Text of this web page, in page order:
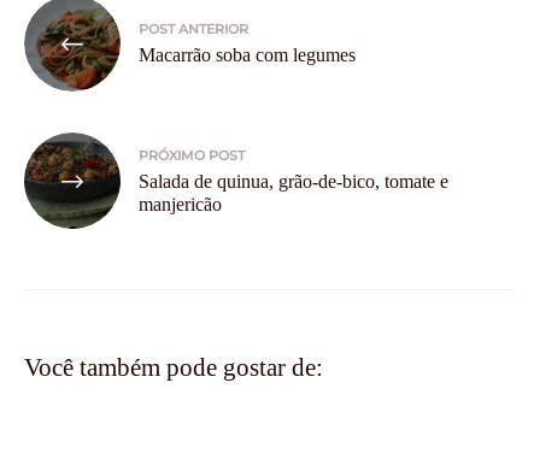
Navegação
de
Post
POST ANTERIOR
Macarrão soba com legumes
PRÓXIMO POST
Salada de quinua, grão-de-bico, tomate e
manjericão
Você também pode gostar de: